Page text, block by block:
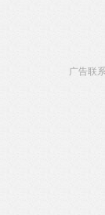
广告联